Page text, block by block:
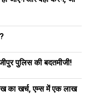
पुलिस की बदतमीजी!
का खर्च, एम्स में एक लाख